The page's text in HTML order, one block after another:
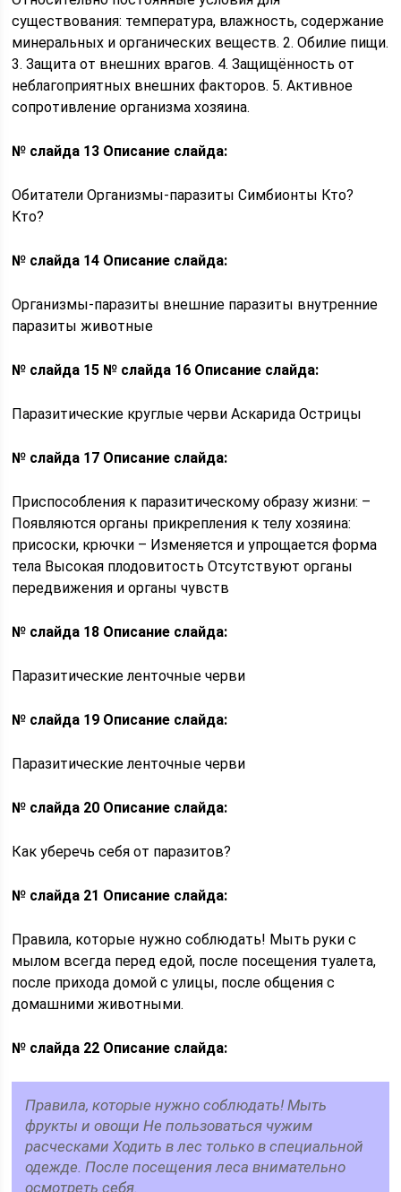
существования: температура, влажность, содержание
минеральных и органических веществ. 2. Обилие пищи.
3. Защита от внешних врагов. 4. Защищённость от
неблагоприятных внешних факторов. 5. Активное
сопротивление организма хозяина.
№ слайда 13 Описание слайда:
Обитатели Организмы-паразиты Симбионты Кто?
Кто?
№ слайда 14 Описание слайда:
Организмы-паразиты внешние паразиты внутренние
паразиты животные
№ слайда 15 № слайда 16 Описание слайда:
Паразитические круглые черви Аскарида Острицы
№ слайда 17 Описание слайда:
Приспособления к паразитическому образу жизни: –
Появляются органы прикрепления к телу хозяина:
присоски, крючки – Изменяется и упрощается форма
тела Высокая плодовитость Отсутствуют органы
передвижения и органы чувств
№ слайда 18 Описание слайда:
Паразитические ленточные черви
№ слайда 19 Описание слайда:
Паразитические ленточные черви
№ слайда 20 Описание слайда:
Как уберечь себя от паразитов?
№ слайда 21 Описание слайда:
Правила, которые нужно соблюдать! Мыть руки с
мылом всегда перед едой, после посещения туалета,
после прихода домой с улицы, после общения с
домашними животными.
№ слайда 22 Описание слайда:
Правила, которые нужно соблюдать! Мыть
фрукты и овощи Не пользоваться чужим
расческами Ходить в лес только в специальной
одежде. После посещения леса внимательно
осмотреть себя.